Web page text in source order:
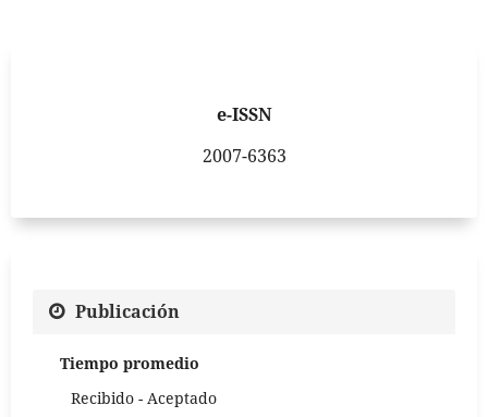
e-ISSN
2007-6363
Publicación
Tiempo promedio
Recibido - Aceptado